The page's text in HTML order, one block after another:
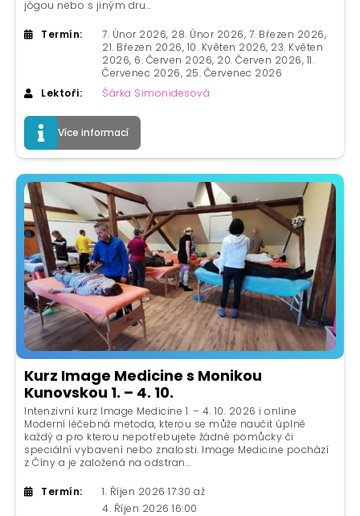
jógou nebo s jiným dru...
Termín:
7. Únor 2026, 28. Únor 2026, 7. Březen 2026,
21. Březen 2026, 10. Květen 2026, 23. Květen
2026, 6. Červen 2026, 20. Červen 2026, 11.
Červenec 2026, 25. Červenec 2026
Lektoři:
Šárka Simonidesová
Více informací
Kurz Image Medicine s Monikou
Kunovskou 1. – 4. 10.
Intenzivní kurz Image Medicine 1. – 4. 10. 2026 i online
Moderní léčebná metoda, kterou se může naučit úplně
každý a pro kterou nepotřebujete žádné pomůcky či
speciální vybavení nebo znalosti. Image Medicine pochází
z Číny a je založená na odstran...
Termín:
1. Říjen 2026 17:30 až
4. Říjen 2026 16:00